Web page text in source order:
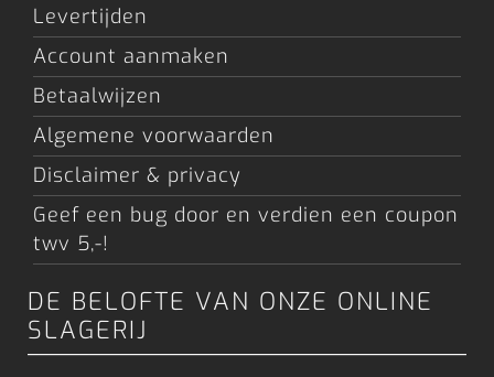
Levertijden
Account aanmaken
Betaalwijzen
Algemene voorwaarden
Disclaimer & privacy
Geef een bug door en verdien een coupon
twv 5,-!
DE BELOFTE VAN ONZE ONLINE
SLAGERIJ